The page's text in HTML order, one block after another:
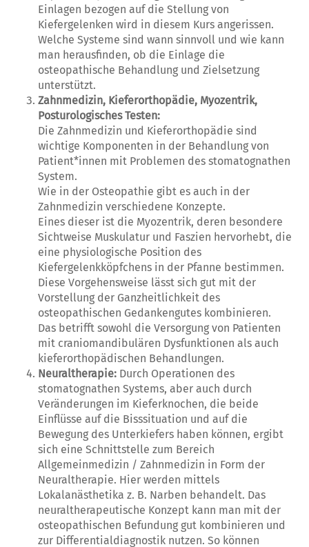
Einlagen bezogen auf die Stellung von
Kiefergelenken wird in diesem Kurs angerissen.
Welche Systeme sind wann sinnvoll und wie kann
man herausfinden, ob die Einlage die
osteopathische Behandlung und Zielsetzung
unterstützt.
Zahnmedizin, Kieferorthopädie, Myozentrik,
Posturologisches Testen:
Die Zahnmedizin und Kieferorthopädie sind
wichtige Komponenten in der Behandlung von
Patient*innen mit Problemen des stomatognathen
System.
Wie in der Osteopathie gibt es auch in der
Zahnmedizin verschiedene Konzepte.
Eines dieser ist die Myozentrik, deren besondere
Sichtweise Muskulatur und Faszien hervorhebt, die
eine physiologische Position des
Kiefergelenkköpfchens in der Pfanne bestimmen.
Diese Vorgehensweise lässt sich gut mit der
Vorstellung der Ganzheitlichkeit des
osteopathischen Gedankengutes kombinieren.
Das betrifft sowohl die Versorgung von Patienten
mit craniomandibulären Dysfunktionen als auch
kieferorthopädischen Behandlungen.
Neuraltherapie: Durch Operationen des
stomatognathen Systems, aber auch durch
Veränderungen im Kieferknochen, die beide
Einflüsse auf die Bisssituation und auf die
Bewegung des Unterkiefers haben können, ergibt
sich eine Schnittstelle zum Bereich
Allgemeinmedizin / Zahnmedizin in Form der
Neuraltherapie. Hier werden mittels
Lokalanästhetika z. B. Narben behandelt. Das
neuraltherapeutische Konzept kann man mit der
osteopathischen Befundung gut kombinieren und
zur Differentialdiagnostik nutzen. So können